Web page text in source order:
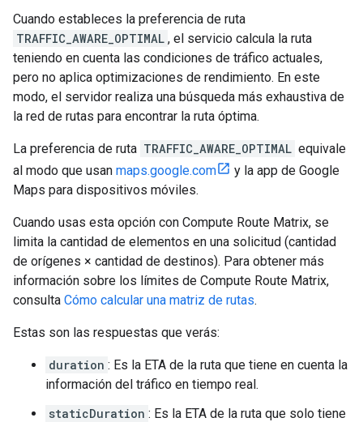
Cuando estableces la preferencia de ruta
TRAFFIC_AWARE_OPTIMAL , el servicio calcula la ruta
teniendo en cuenta las condiciones de tráfico actuales,
pero no aplica optimizaciones de rendimiento. En este
modo, el servidor realiza una búsqueda más exhaustiva de
la red de rutas para encontrar la ruta óptima.
La preferencia de ruta TRAFFIC_AWARE_OPTIMAL equivale
al modo que usan maps.google.com
y la app de Google
Maps para dispositivos móviles.
Cuando usas esta opción con Compute Route Matrix, se
limita la cantidad de elementos en una solicitud (cantidad
de orígenes × cantidad de destinos). Para obtener más
información sobre los límites de Compute Route Matrix,
consulta Cómo calcular una matriz de rutas.
Estas son las respuestas que verás:
duration : Es la ETA de la ruta que tiene en cuenta la
información del tráfico en tiempo real.
staticDuration : Es la ETA de la ruta que solo tiene